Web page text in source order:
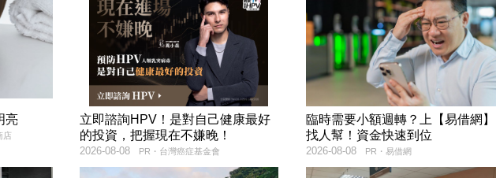
亮
店
立即諮詢HPV！是對自己健康最好
的投資，把握現在不嫌晚！
PR・台灣癌症基金會
2026-08-08
臨時需要小額週轉？上【易借網】
找人幫！資金快速到位
PR・易借網
2026-08-08